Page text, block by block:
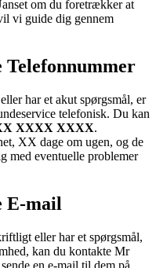
om du foretrækker at
vi guide dig gennem
har et akut spørgsmål, er
telefonisk. Du kan
XXXX XXXX.
XX dage om ugen, og de
med eventuelle problemer
E-mail
eller har et spørgsmål,
kan du kontakte Mr
en e-mail til dem på